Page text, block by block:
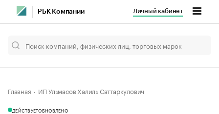
РБК Компании Личный кабинет
Главная ИП Ульмасов Халиль Саттаркулович
ДЕЙСТВУЕТОБНОВЛЕНО